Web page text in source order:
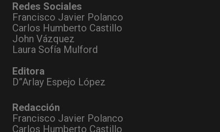
Redes Sociales
Francisco Javier Polanco
Carlos Humberto Castillo
John Vázquez
Laura Sofía Mulford
Editora
D”Arlay Espejo López
Redacción
Francisco Javier Polanco
Carlos Humberto Castillo